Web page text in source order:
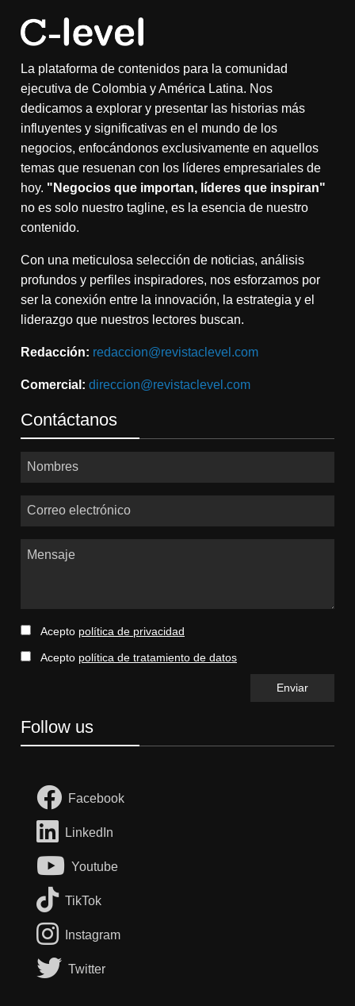
La plataforma de contenidos para la comunidad
ejecutiva de Colombia y América Latina. Nos
dedicamos a explorar y presentar las historias más
influyentes y significativas en el mundo de los
negocios, enfocándonos exclusivamente en aquellos
temas que resuenan con los líderes empresariales de
hoy. "Negocios que importan, líderes que inspiran"
no es solo nuestro tagline, es la esencia de nuestro
contenido.
Con una meticulosa selección de noticias, análisis
profundos y perfiles inspiradores, nos esforzamos por
ser la conexión entre la innovación, la estrategia y el
liderazgo que nuestros lectores buscan.
Redacción: redaccion@revistaclevel.com
Comercial: direccion@revistaclevel.com
Contáctanos
Nombres
Correo electrónico
Mensaje
Acepto política de privacidad
Acepto política de tratamiento de datos
Follow us
Facebook
LinkedIn
Youtube
TikTok
Instagram
Twitter